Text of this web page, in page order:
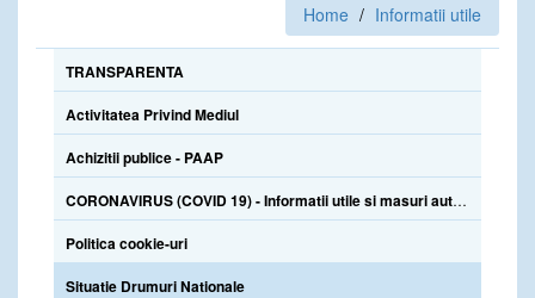
Home Informatii utile
TRANSPARENTA
Activitatea Privind Mediul
Achizitii publice - PAAP
CORONAVIRUS (COVID 19) - Informatii utile si masuri autoprotectie
Politica cookie-uri
Situatie Drumuri Nationale